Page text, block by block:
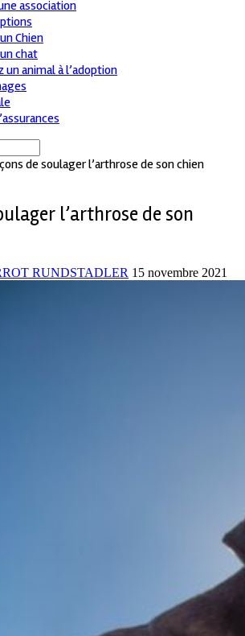
association
Chien
chat
un animal à l’adoption
de soulager l’arthrose de son chien
l’arthrose de son
RUNDSTADLER 15 novembre 2021